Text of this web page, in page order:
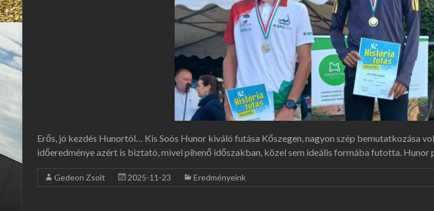
Erős, jó kezdés Hunortól… Kis Soós Hunor kiváló futása Kőszegen, nagyon szép bemutatkozása
időeredménye azért is biztató, mivel pihenő időszakban, közel sem ideális formába futotta. Hunor
Gedeon Zsolt 2025-11-23 Eredményeink